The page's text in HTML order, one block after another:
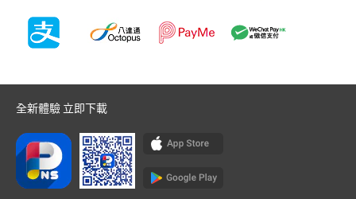
全新體驗 立即下載